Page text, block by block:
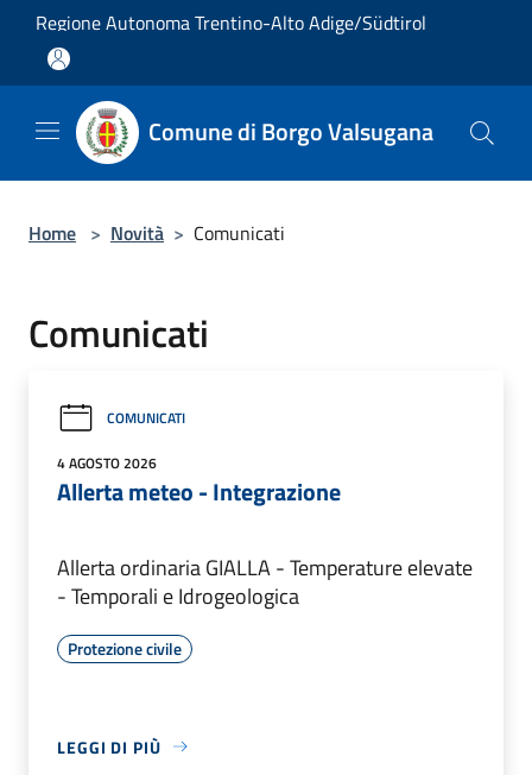
Salta al contenuto principale
Regione Autonoma Trentino-Alto Adige/Südtirol
Comune di Borgo Valsugana
Home > Novità > Comunicati
Comunicati
COMUNICATI
4 AGOSTO 2026
Allerta meteo - Integrazione
Allerta ordinaria GIALLA - Temperature elevate
- Temporali e Idrogeologica
Protezione civile
LEGGI DI PIÙ